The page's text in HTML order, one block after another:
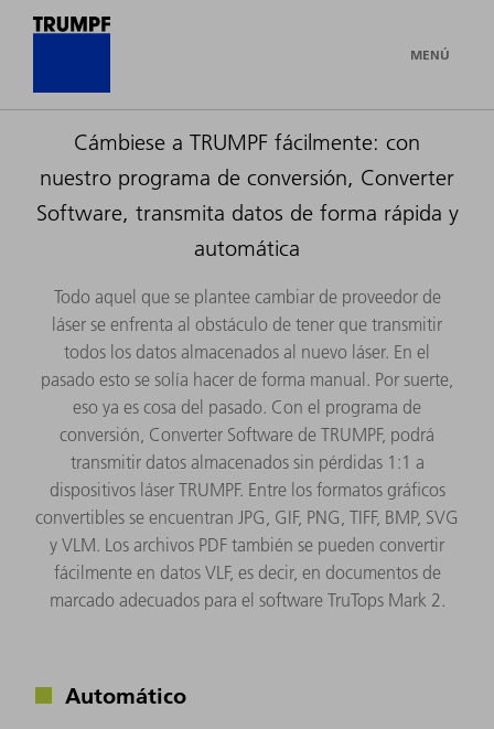
MENÚ
Cámbiese a TRUMPF fácilmente: con
nuestro programa de conversión, Converter
Software, transmita datos de forma rápida y
automática
Todo aquel que se plantee cambiar de proveedor de
láser se enfrenta al obstáculo de tener que transmitir
todos los datos almacenados al nuevo láser. En el
pasado esto se solía hacer de forma manual. Por suerte,
eso ya es cosa del pasado. Con el programa de
conversión, Converter Software de TRUMPF, podrá
transmitir datos almacenados sin pérdidas 1:1 a
dispositivos láser TRUMPF. Entre los formatos gráficos
convertibles se encuentran JPG, GIF, PNG, TIFF, BMP, SVG
y VLM. Los archivos PDF también se pueden convertir
fácilmente en datos VLF, es decir, en documentos de
marcado adecuados para el software TruTops Mark 2.
Automático